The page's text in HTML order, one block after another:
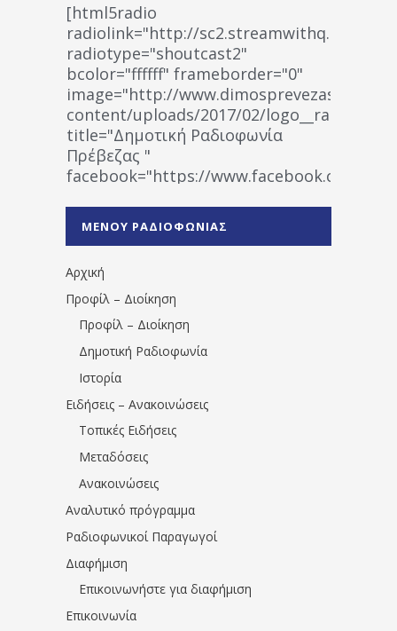
[html5radio
radiolink="http://
radiotype="shoutcast2"
bcolor="ffffff" frameborder="0"
image="http://www.dimosprevezas.gr/wp-
content/uploads/2017/02/
title="Δημοτική Ραδιοφωνία
Πρέβεζας "
facebook="https://www.facebook.com/
1531194763766854/" artist="" ]
ΜΕΝΟΥ ΡΑΔΙΟΦΩΝΙΑΣ
Αρχική
Προφίλ – Διοίκηση
Προφίλ – Διοίκηση
Δημοτική Ραδιοφωνία
Ιστορία
Ειδήσεις – Ανακοινώσεις
Τοπικές Ειδήσεις
Μεταδόσεις
Ανακοινώσεις
Αναλυτικό πρόγραμμα
Ραδιοφωνικοί Παραγωγοί
Διαφήμιση
Επικοινωνήστε για διαφήμιση
Επικοινωνία